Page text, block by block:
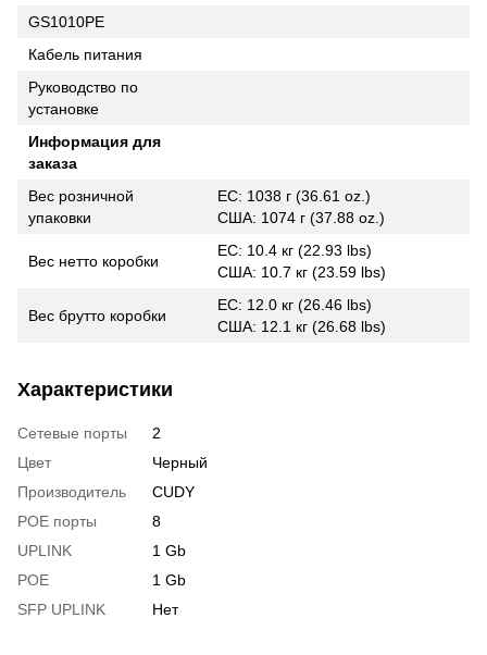
GS1010PE
Кабель питания
Руководство по
установке
Информация для
заказа
Вес розничной
упаковки
ЕС: 1038 г (36.61 oz.)
США: 1074 г (37.88 oz.)
Вес нетто коробки
ЕС: 10.4 кг (22.93 lbs)
США: 10.7 кг (23.59 lbs)
Вес брутто коробки
ЕС: 12.0 кг (26.46 lbs)
США: 12.1 кг (26.68 lbs)
Характеристики
Сетевые порты
2
Цвет
Черный
Производитель
CUDY
POE порты
8
UPLINK
1 Gb
POE
1 Gb
SFP UPLINK
Нет